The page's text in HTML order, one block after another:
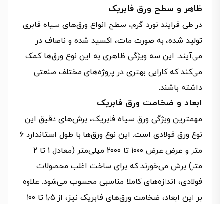
ظاهر و سطح ورق فابریک
در طی فرایند نورد گرم، سطح انواع ورق‌های سیاه فابری
تولید شده، به صورت مات، اکسید شده و ناصاف در
می‌آیند. این سه ویژگی ظاهری به این نوع ورق‌ها کمک
می‌کند که کارایی بهتری در پروژه‌های مختلف صنعتی
داشته باشند.
ابعاد و ضخامت ورق فابریک
مهمترین ویژگی ورق سیاه فابریک، برش‌های دقیق این
نوع ورق فولادی است. این نوع ورق‌ها با طول استاندارد ۶
متر و عرض عرض ۱۰۰۰ تا ۲۰۰۰ میلی‌متر (معادل ۱ تا ۲
متر) برش می‌خورند که برای ساخت اغلب محصولات
فولادی، اندازه‌های کاملا مناسبی محسوب می‌شود. علاوه
بر این ابعاد، ضخامت ورق‌های فابریک نیز، از ۱٫۵ تا ۱۰۰